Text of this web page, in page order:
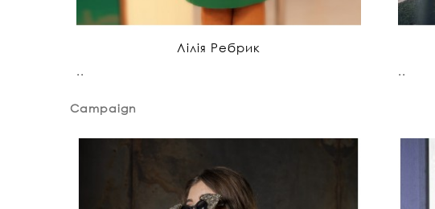
Лілія Ребрик
.. ..
Campaign